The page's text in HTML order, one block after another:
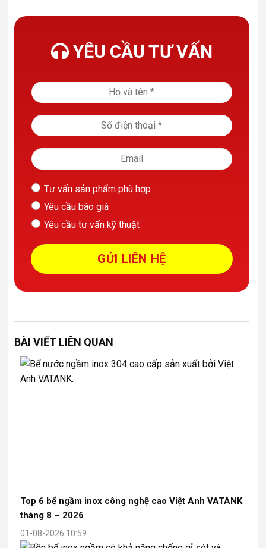
YÊU CẦU TƯ VẤN
Tư vấn sản phẩm phù hợp
Yêu cầu báo giá
Yêu cầu tư vấn kỹ thuật
BÀI VIẾT LIÊN QUAN
Top 6 bể ngầm inox công nghệ cao Việt Anh VATANK
tháng 8 – 2026
01-08-2026 10:59